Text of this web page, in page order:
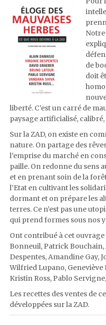
de
doit
liberté. C’est un carré de
paysage artificialisé,
Sur la ZAD, on existe en
nature. On partage des
l’emprise du marché en
paille. On redonne du sens
et en prenant soin de la
l’Etat en cultivant les
dormant et on prépare les
terres. Ce n’est pas une
qui prend formes sous nos
Ont contribué à cet
Bonneuil, Patrick
Despentes, Amandine Gay,
Wilfried Lupano, Geneviève
Kristin Ross, Pablo
Les recettes des ventes de
développées sur la ZAD.